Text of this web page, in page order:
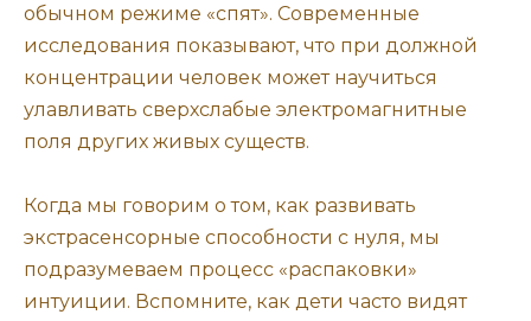
обычном режиме «спят». Современные
исследования показывают, что при должной
концентрации человек может научиться
улавливать сверхслабые электромагнитные
поля других живых существ.
Когда мы говорим о том, как развивать
экстрасенсорные способности с нуля, мы
подразумеваем процесс «распаковки»
интуиции. Вспомните, как дети часто видят